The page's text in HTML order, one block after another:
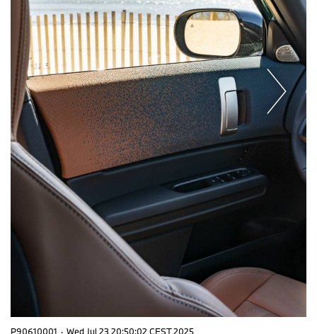
P90610001 · Wed Jul 23 20:50:02 CEST 2025